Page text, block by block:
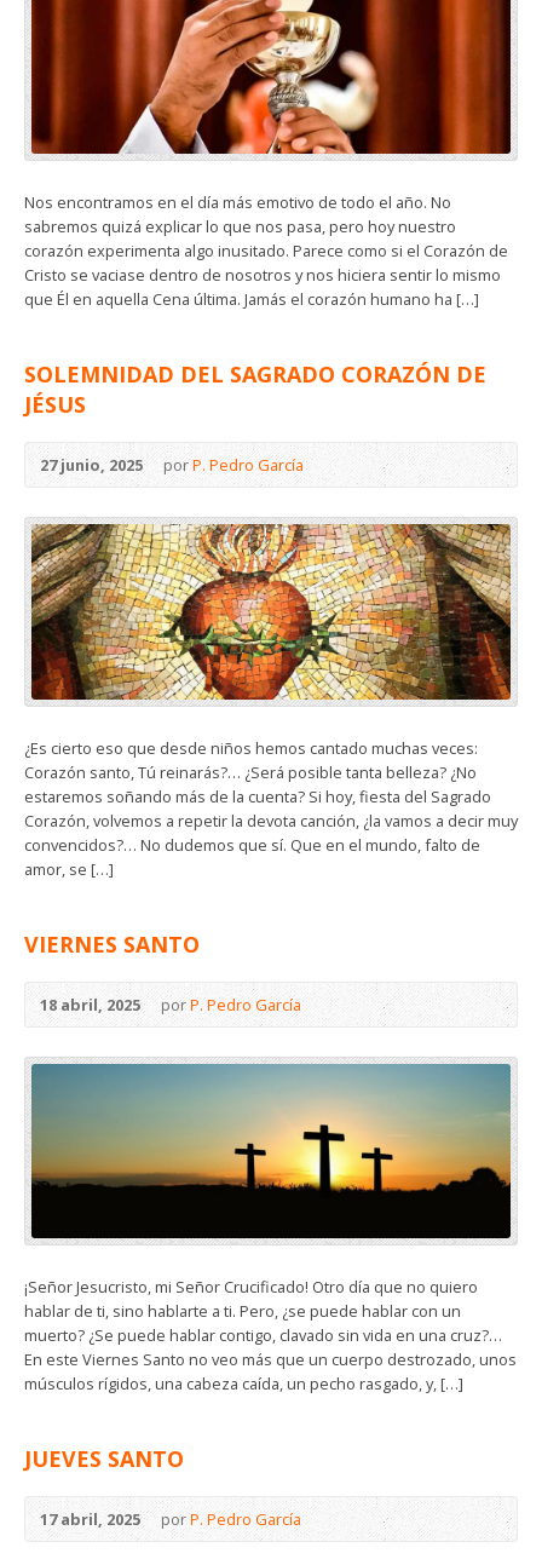
Nos encontramos en el día más emotivo de todo el año. No
sabremos quizá explicar lo que nos pasa, pero hoy nuestro
corazón experimenta algo inusitado. Parece como si el Corazón de
Cristo se vaciase dentro de nosotros y nos hiciera sentir lo mismo
que Él en aquella Cena última. Jamás el corazón humano ha […]
SOLEMNIDAD DEL SAGRADO CORAZÓN DE
JÉSUS
27 junio, 2025 porP. Pedro García
¿Es cierto eso que desde niños hemos cantado muchas veces:
Corazón santo, Tú reinarás?… ¿Será posible tanta belleza? ¿No
estaremos soñando más de la cuenta? Si hoy, fiesta del Sagrado
Corazón, volvemos a repetir la devota canción, ¿la vamos a decir muy
convencidos?… No dudemos que sí. Que en el mundo, falto de
amor, se […]
VIERNES SANTO
18 abril, 2025 porP. Pedro García
¡Señor Jesucristo, mi Señor Crucificado! Otro día que no quiero
hablar de ti, sino hablarte a ti. Pero, ¿se puede hablar con un
muerto? ¿Se puede hablar contigo, clavado sin vida en una cruz?…
En este Viernes Santo no veo más que un cuerpo destrozado, unos
músculos rígidos, una cabeza caída, un pecho rasgado, y, […]
JUEVES SANTO
17 abril, 2025 porP. Pedro García